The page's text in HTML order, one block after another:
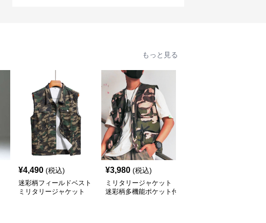
もっと見る
¥4,490 (税込)
迷彩柄フィールドベスト
ミリタリージャケット
¥3,980 (税込)
ミリタリージャケット
迷彩柄多機能ポケット付